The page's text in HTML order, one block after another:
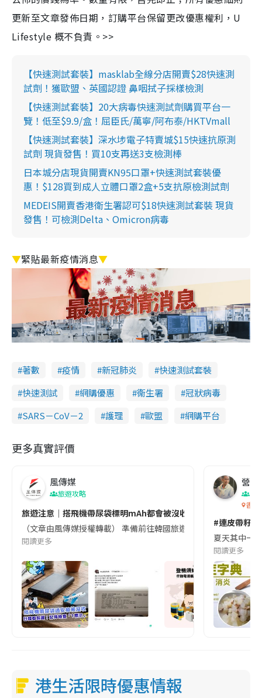
更新至文章發佈日期，訂購平台保留更改優惠權利，U
Lifestyle 概不負責。>>
【快速測試套裝】masklab全線分店開賣$28快速測
試劑！獲歐盟、英國認證 鼻咽拭子採樣檢測
【快速測試套裝】20大病毒快速測試劑購買平台一
覽！低至$9.9/盒！屈臣氏/萬寧/阿布泰/HKTVmall
【快速測試套裝】深水埗電子特賣城$15快速抗原測
試劑 現貨發售！買10支再送3支檢測棒
日本城分店現貨開賣KN95口罩+快速測試套裝優
惠！$128買到成人立體口罩2盒+5支抗原檢測試劑
MEDEIS開賣香港衛生署認可$18快速測試套裝 現貨
發售！可檢測Delta、Omicron病毒
▼緊貼最新疫情消息▼
著數 疫情 新冠肺炎
快速測試套裝
快速測試
網購優惠 衞生署
冠狀病毒
SARS－CoV－2
護理 歐盟 網購平台
更多真實評價
風傳媒
旅遊攻略
旅遊注意｜搭飛機帶尿袋標明mAh都會被沒收😱出發前切記檢查
（文章由風傳媒授權轉載） 準備前往韓國旅遊的民眾，近期要
閱讀更多
營養
香港
#連皮帶籽
夏天其中一
閱讀更多
港生活限時優惠情報